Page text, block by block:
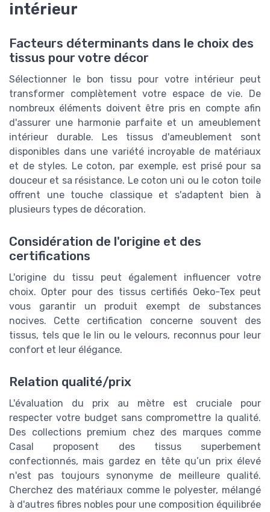
intérieur
Facteurs déterminants dans le choix des
tissus pour votre décor
Sélectionner le bon tissu pour votre intérieur peut
transformer complètement votre espace de vie. De
nombreux éléments doivent être pris en compte afin
d'assurer une harmonie parfaite et un ameublement
intérieur durable. Les tissus d'ameublement sont
disponibles dans une variété incroyable de matériaux
et de styles. Le coton, par exemple, est prisé pour sa
douceur et sa résistance. Le coton uni ou le coton toile
offrent une touche classique et s'adaptent bien à
plusieurs types de décoration.
Considération de l'origine et des
certifications
L'origine du tissu peut également influencer votre
choix. Opter pour des tissus certifiés Oeko-Tex peut
vous garantir un produit exempt de substances
nocives. Cette certification concerne souvent des
tissus, tels que le lin ou le velours, reconnus pour leur
confort et leur élégance.
Relation qualité/prix
L'évaluation du prix au mètre est cruciale pour
respecter votre budget sans compromettre la qualité.
Des collections premium chez des marques comme
Casal proposent des tissus superbement
confectionnés, mais gardez en tête qu’un prix élevé
n'est pas toujours synonyme de meilleure qualité.
Cherchez des matériaux comme le polyester, mélangé
à d'autres fibres nobles pour une composition équilibrée